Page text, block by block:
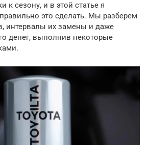
к сезону, и в этой статье я
это сделать. Мы разберем
интервалы их замены и даже
денег, выполнив некоторые